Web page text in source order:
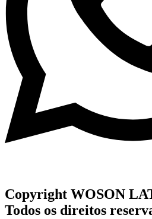
Copyright WOSON
Todos os direitos